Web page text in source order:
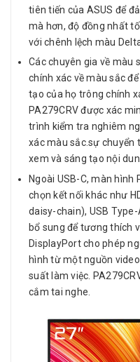
tiên tiến của ASUS để
mà hơn, độ đồng nhất
với chênh lệch màu Delta
Các chuyên gia về màu
chính xác về màu sắc
tạo của họ trông chính
PA279CRV được xác
trình kiểm tra nghiêm
xác màu sắc.sự chuyển
xem và sáng tạo nội
Ngoài USB-C, màn
chọn kết nối khác như
daisy-chain), USB
bổ sung để tương thích
DisplayPort cho phép
hình từ một nguồn
suất làm việc.
cắm tai nghe.